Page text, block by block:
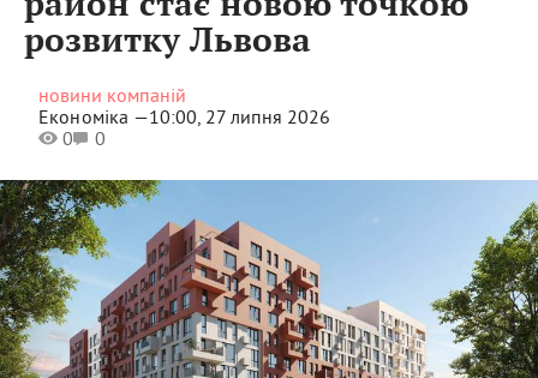
розвитку Львова
новини компаній
Економіка —10:00, 27 липня 2026
0
0